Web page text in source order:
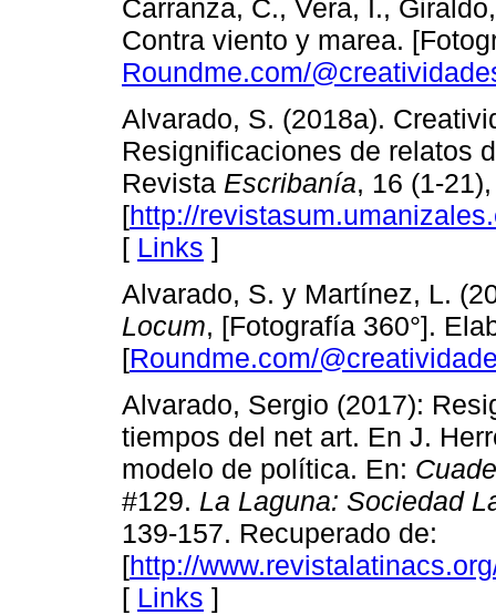
Carranza, C., Vera, I.,
Contra viento y marea.
Roundme.com/
Alvarado, S. (2018a).
Resignificaciones de relatos
Revista Escribanía, 16 (1-
[http://
[ Links ]
Alvarado, S. y Martínez, L.
Locum, [Fotografía 360°].
[Roundme.com/
Alvarado, Sergio (2017):
tiempos del net art. En J.
modelo de política. En:
#129. La Laguna: Sociedad
139-157. Recuperado de:
[http://
[ Links ]